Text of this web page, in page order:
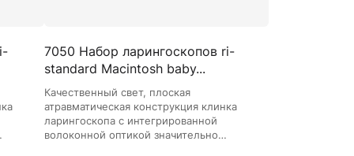
7050 Набор ларингоскопов ri-
standard Macintosh baby...
Качественный свет, плоская
атравматическая конструкция клинка
ларингоскопа с интегрированной
волоконной оптикой значительно